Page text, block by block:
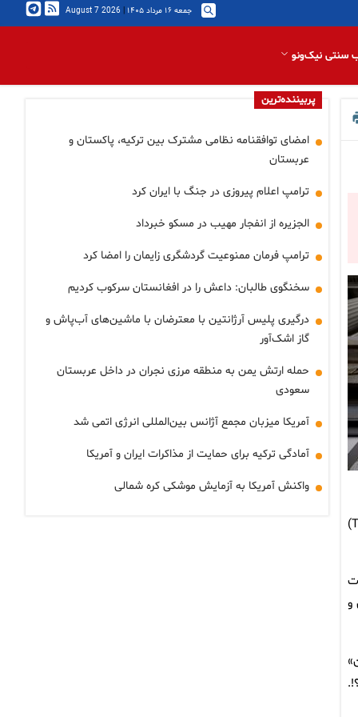
جمعه ۱۶ مرداد ۱۴۰۵ |
2026 August 7
سنتی نیک‌ونو
بر اساس بیانیه منتشر شده، شرکت‌ها و فرد تحریم شده به‌علت حمایت از سازمان انرژی اتمی ایران و شرکت فناوری سانتریفیوژ ایران (TESA)
و
پربیننده‌ترین
امضای توافقنامه نظامی مشترک بین ترکیه، پاکستان و
عربستان
ترامپ اعلام پیروزی در جنگ با ایران کرد
الجزیره از انفجار مهیب در مسکو خبرداد
ترامپ فرمان ممنوعیت گردشگری زایمان را امضا کرد
سخنگوی طالبان: داعش را در افغانستان سرکوب کردیم
درگیری پلیس آرژانتین با معترضان با ماشین‌های آب‌پاش و
گاز اشک‌آور
حمله ارتش یمن به منطقه مرزی نجران در داخل عربستان
سعودی
آمریکا میزبان مجمع آژانس بین‌المللی انرژی اتمی شد
آمادگی ترکیه برای حمایت از مذاکرات ایران و آمریکا
واکنش آمریکا به آزمایش موشکی کره شمالی